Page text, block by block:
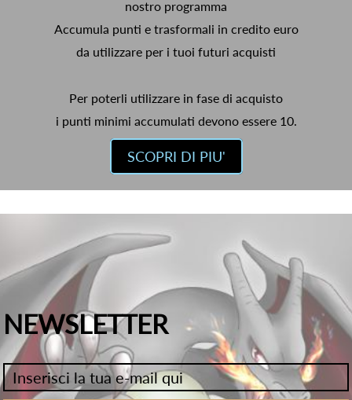
nostro programma
Accumula punti e trasformali in credito euro
da utilizzare per i tuoi futuri acquisti
Per poterli utilizzare in fase di acquisto
i punti minimi accumulati devono essere 10.
SCOPRI DI PIU'
NEWSLETTER